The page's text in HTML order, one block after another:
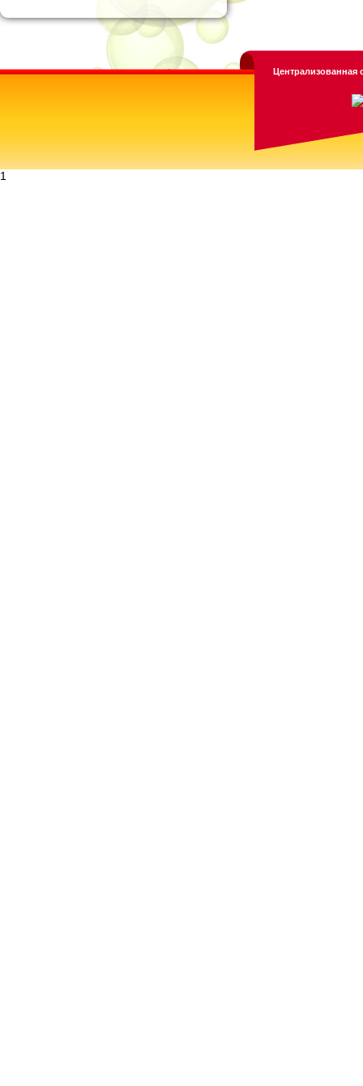
Централизованная
1